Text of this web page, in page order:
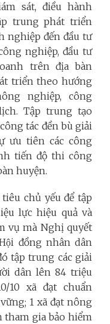
sát, điều hành
trung phát triển
nghiệp đến đầu tư
nghiệp, đầu tư
trên địa bàn
triển theo hướng
nghiệp, công
Tập trung tạo
tác đền bù giải
ưu tiên các công
tiến độ thi công
huyện.
chủ yếu để tập
lực hiệu quả và
vụ mà Nghị quyết
đồng nhân dân
tập trung các giải
dân lên 84 triệu
10 xã đạt chuẩn
1 xã đạt nông
tham gia bảo hiểm